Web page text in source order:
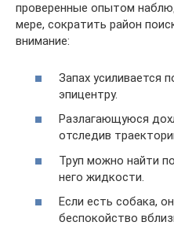
проверенные опытом
мере, сократить район
внимание:
Запах усиливается
эпицентру.
Разлагающуюся
отследив
Труп можно найти
него жидкости.
Если есть собака,
беспокойство